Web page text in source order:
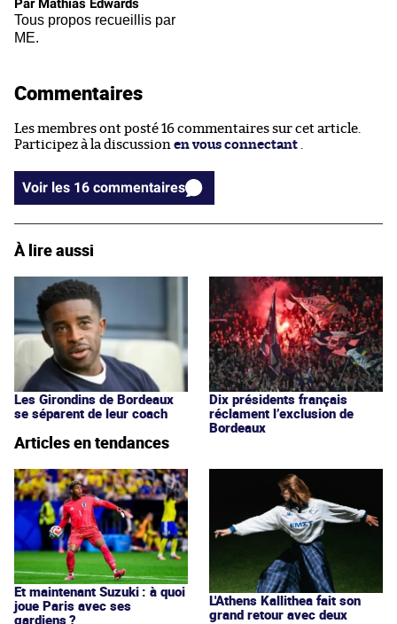
Par Mathias Edwards
Tous propos recueillis par
ME.
Commentaires
Les membres ont posté 16 commentaires sur cet article.
Participez à la discussion en vous connectant
Voir les 16 commentaires
À lire aussi
Les Girondins de Bordeaux
se séparent de leur coach
Dix présidents français
réclament l’exclusion de
Bordeaux
Articles en tendances
Et maintenant Suzuki : à quoi
joue Paris avec ses
gardiens ?
L'Athens Kallithea fait son
grand retour avec deux